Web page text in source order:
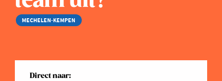
MECHELEN-KEMPEN
Direct naar: